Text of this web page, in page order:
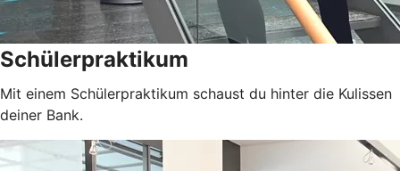
Schülerpraktikum
Mit einem Schülerpraktikum schaust du hinter die Kulissen
deiner Bank.